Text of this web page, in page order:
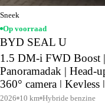
Sneek
Op voorraad
BYD SEAL U
1.5 DM-i FWD Boost
Panoramadak | Head-
360° camera | Keyless |
2026 10 km Hybride benzine